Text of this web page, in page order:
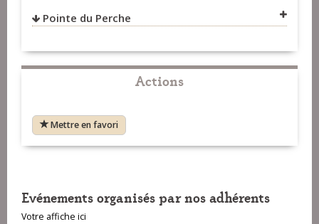
VOIR SUR LA CARTE
Pointe du Perche
VOIR SUR LA CARTE
Actions
Mettre en favori
Evénements organisés par nos adhérents
Votre affiche ici